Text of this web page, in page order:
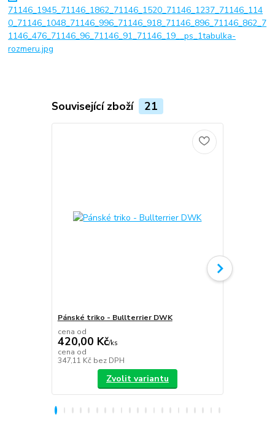
71146_1945_71146_1862_71146_1520_71146_1237_71146_114
0_71146_1048_71146_996_71146_918_71146_896_71146_862_7
1146_476_71146_96_71146_91_71146_19__ps_1tabulka-
rozmeru.jpg
Související zboží 21
Pánské triko - Bullterrier DWK
cena od
420,00 Kč/ks
cena od
347,11 Kč bez DPH
Zvolit variantu